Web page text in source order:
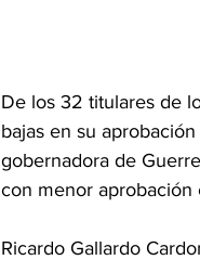
De los 32 titulares de
bajas en su
gobernadora de
con menor aprobación
Ricardo Gallardo